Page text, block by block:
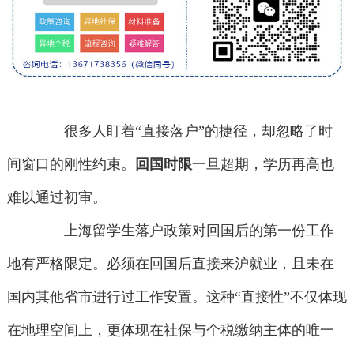
很多人盯着“直接落户”的捷径，却忽略了时
间窗口的刚性约束。 回国时限一旦超期，学历再高也
难以通过初审。
上海留学生落户政策对回国后的第一份工作
地有严格限定。必须在回国后直接来沪就业，且未在
国内其他省市进行过工作安置。这种“直接性”不仅体现
在地理空间上，更体现在社保与个税缴纳主体的唯一